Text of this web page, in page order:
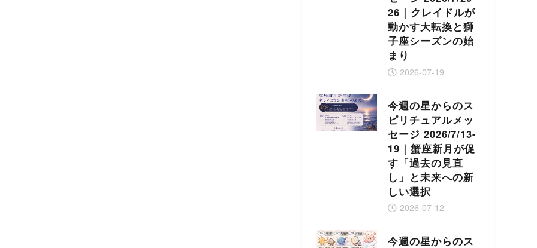
26｜クレイドルが
動かす大転換と獅
子座シーズンの始
まり
2026-07-19
今週の星からのス
ピリチュアルメッ
セージ 2026/7/13-
19｜蟹座新月が促
す「過去の見直
し」と未来への新
しい選択
2026-07-12
今週の星からのス